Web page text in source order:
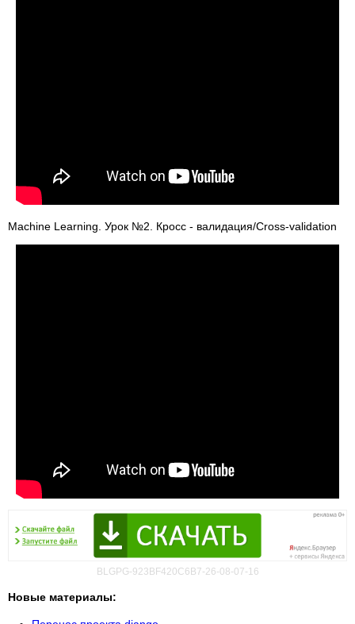
Machine Learning. Урок №2. Кросс - валидация/Сross-validation
BLGPG-923BF420C6B7-26-08-07-16
Новые материалы: